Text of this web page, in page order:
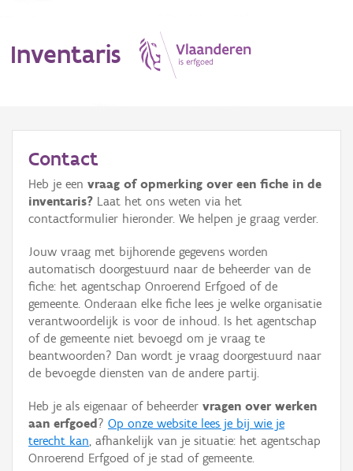
Inventaris
Erfgoedobject
Aanduidingsobject
Waarneming
Thema
Gebeurtenis
Persoon of collectief
Hergebruik
Aanmelden
Contact
Heb je een vraag of opmerking over een fiche in de
inventaris? Laat het ons weten via het
contactformulier hieronder. We helpen je graag verder.
Jouw vraag met bijhorende gegevens worden
automatisch doorgestuurd naar de beheerder van de
fiche: het agentschap Onroerend Erfgoed of de
gemeente. Onderaan elke fiche lees je welke organisatie
verantwoordelijk is voor de inhoud. Is het agentschap
of de gemeente niet bevoegd om je vraag te
beantwoorden? Dan wordt je vraag doorgestuurd naar
de bevoegde diensten van de andere partij.
Heb je als eigenaar of beheerder vragen over werken
aan erfgoed ? Op onze website lees je bij wie je
terecht kan, afhankelijk van je situatie: het agentschap
Onroerend Erfgoed of je stad of gemeente.